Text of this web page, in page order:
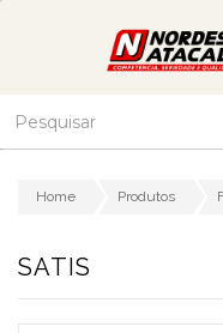
Home Produtos
SATIS